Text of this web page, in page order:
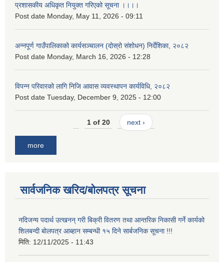
प्रशासकीय अधिकृत नियुक्त गरिएको सूचना ।।।।
Post date Monday, May 11, 2026 - 09:11
अन्नपूर्ण गाउँपालिकाको कार्यसञ्चालन (दोस्रो संशोधन) निर्देशिका, २०८२
Post date Monday, March 16, 2026 - 12:28
विपन्न परिवारको लागि निजि आवास व्यवस्थापन कार्यविधि, २०८२
Post date Tuesday, December 9, 2025 - 12:00
1 of 20 next ›
more
सार्वजनिक खरिद/बोलपत्र सूचना
नदिजन्य पदार्थ उत्खनन् गरी बिक्री वितरण तथा आन्तरिक निकासी गर्ने कार्यको
शिलबन्दी बोलपत्र आब्हान सम्बन्धी १५ दिने सार्बजनिक सूचना !!!
मिति: 12/11/2025 - 11:43